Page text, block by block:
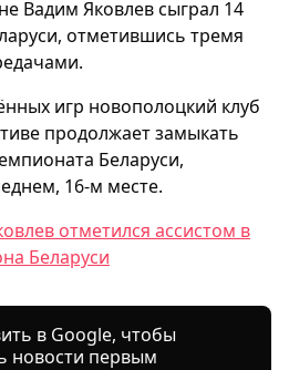
Вадим Яковлев сыграл 14
отметившись тремя
игр новополоцкий клуб
продолжает замыкать
Беларуси,
16-м месте.
отметился ассистом в
Беларуси
в Google, чтобы
новости первым